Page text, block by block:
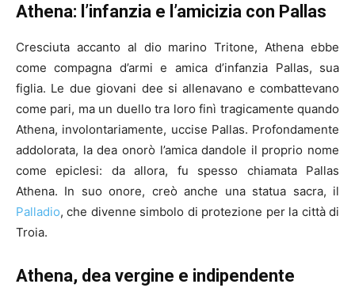
Athena: l’infanzia e l’amicizia con Pallas
Cresciuta accanto al dio marino Tritone, Athena ebbe
come compagna d’armi e amica d’infanzia Pallas, sua
figlia. Le due giovani dee si allenavano e combattevano
come pari, ma un duello tra loro finì tragicamente quando
Athena, involontariamente, uccise Pallas. Profondamente
addolorata, la dea onorò l’amica dandole il proprio nome
come epiclesi: da allora, fu spesso chiamata Pallas
Athena. In suo onore, creò anche una statua sacra, il
Palladio, che divenne simbolo di protezione per la città di
Troia.
Athena, dea vergine e indipendente